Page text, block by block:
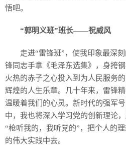
悟吧。
“郭明义班”班长——祝威风
走进“雷锋班”，使我印象最深
锋同志手拿《毛泽东选集》，身挎
火热的赤子之心投入到为人民服务
辉煌的人生乐章。几十年来，雷锋
温暖着我们的心灵。新时代的强军
中，我也将深入学习党的创新理论
“枪听我的，我听党的”，把个人的
的伟大实践中去。